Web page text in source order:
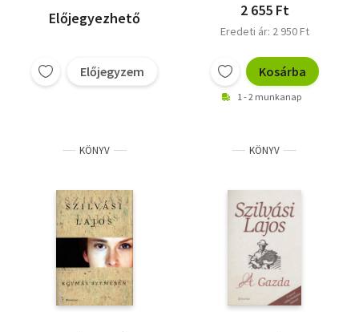
Előjegyezhető
Előjegyzem
2 655 Ft
Eredeti ár: 2 950 Ft
Kosárba
1 - 2 munkanap
KÖNYV KÖNYV